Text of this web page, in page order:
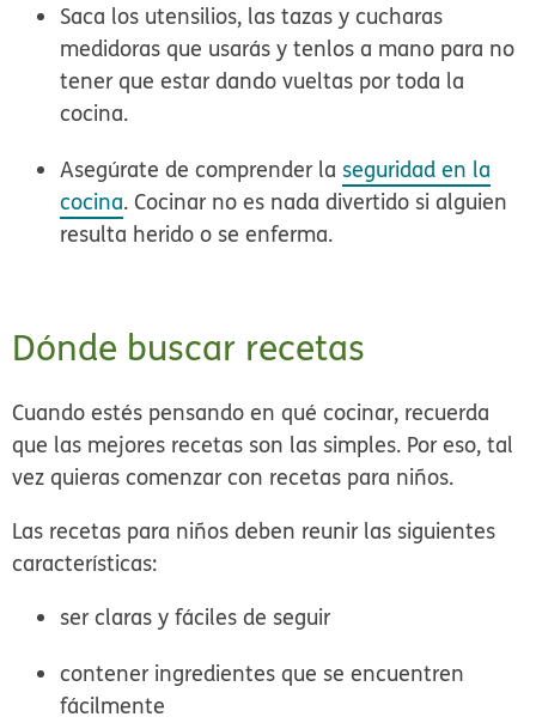
Saca los utensilios, las tazas y cucharas
medidoras que usarás y tenlos a mano para no
tener que estar dando vueltas por toda la
cocina.
Asegúrate de comprender la seguridad en la
cocina. Cocinar no es nada divertido si alguien
resulta herido o se enferma.
Dónde buscar recetas
Cuando estés pensando en qué cocinar, recuerda
que las mejores recetas son las simples. Por eso, tal
vez quieras comenzar con recetas para niños.
Las recetas para niños deben reunir las siguientes
características:
ser claras y fáciles de seguir
contener ingredientes que se encuentren
fácilmente